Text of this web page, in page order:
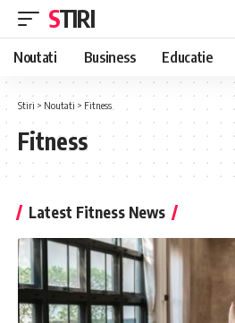
STIRI
Noutati Business Educatie
Stiri > Noutati > Fitness
Fitness
Latest Fitness News